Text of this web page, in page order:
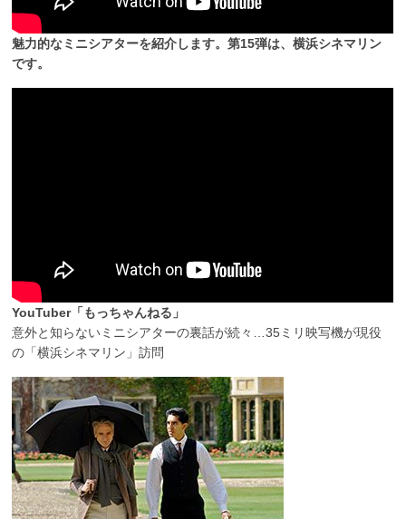
魅力的なミニシアターを紹介します。第15弾は、横浜シネマリン
です。
YouTuber「もっちゃんねる」
意外と知らないミニシアターの裏話が続々…35ミリ映写機が現役
の「横浜シネマリン」訪問